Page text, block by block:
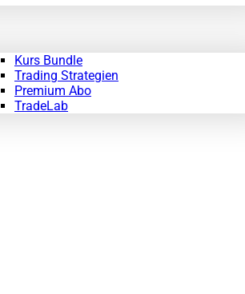
Kurs Bundle
Trading Strategien
Premium Abo
TradeLab